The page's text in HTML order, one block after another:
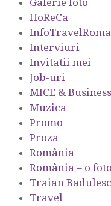
Galerie foto
HoReCa
Interviuri
Invitatii mei
Job-uri
MICE &
Muzica
Promo
Proza
România
România – o
Traian
Travel